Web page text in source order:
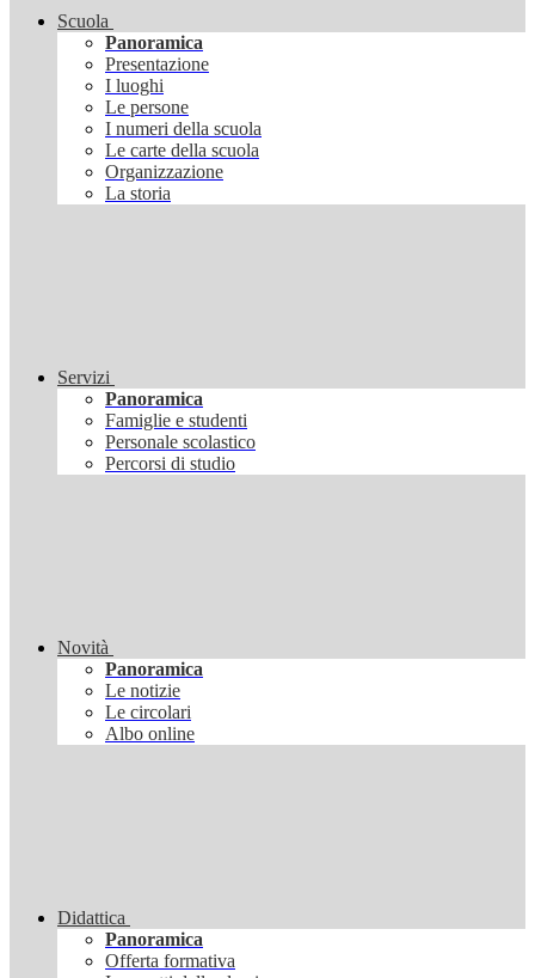
Scuola
Panoramica
Presentazione
I luoghi
Le persone
I numeri della scuola
Le carte della scuola
Organizzazione
La storia
Servizi
Panoramica
Famiglie e studenti
Personale scolastico
Percorsi di studio
Novità
Panoramica
Le notizie
Le circolari
Albo online
Didattica
Panoramica
Offerta formativa